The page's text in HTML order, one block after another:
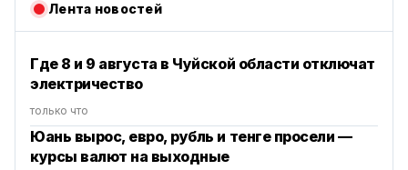
Лента новостей
Где 8 и 9 августа в Чуйской области отключат
электричество
только что
Юань вырос, евро, рубль и тенге просели —
курсы валют на выходные